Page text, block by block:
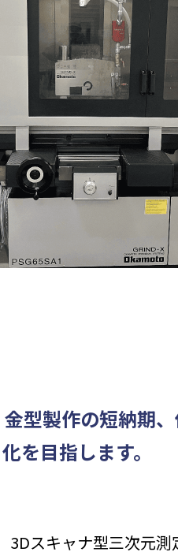
型製作の短納期、
を⽬指します。
3Dスキャナ型三次元測